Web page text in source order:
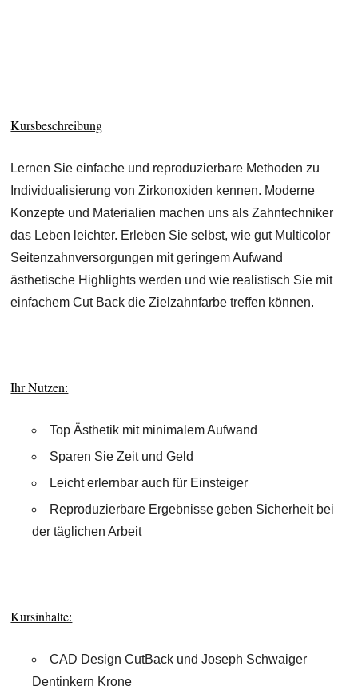
Kursbeschreibung
Lernen Sie einfache und reproduzierbare Methoden zu
Individualisierung von Zirkonoxiden kennen. Moderne
Konzepte und Materialien machen uns als Zahntechniker
das Leben leichter. Erleben Sie selbst, wie gut Multicolor
Seitenzahnversorgungen mit geringem Aufwand
ästhetische Highlights werden und wie realistisch Sie mit
einfachem Cut Back die Zielzahnfarbe treffen können.
Ihr Nutzen:
Top Ästhetik mit minimalem Aufwand
Sparen Sie Zeit und Geld
Leicht erlernbar auch für Einsteiger
Reproduzierbare Ergebnisse geben Sicherheit bei
der täglichen Arbeit
Kursinhalte:
CAD Design CutBack und Joseph Schwaiger
Dentinkern Krone